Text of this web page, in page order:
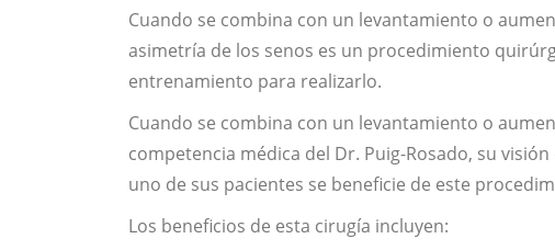
Cuando se combina con un levantamiento o
asimetría de los senos es un procedimiento
entrenamiento para realizarlo.
Cuando se combina con un levantamiento o
competencia médica del Dr. Puig-Rosado, su
uno de sus pacientes se beneficie de este
Los beneficios de esta cirugía incluyen: